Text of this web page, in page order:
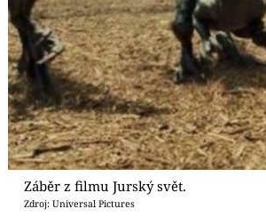
Záběr z filmu Jurský svět.
Zdroj: Universal Pictures